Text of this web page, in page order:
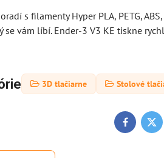
s filamenty Hyper PLA, PETG,
se vám líbí. Ender-3 V3 KE tiskne
3D tlačiarne Stolové
Facebook